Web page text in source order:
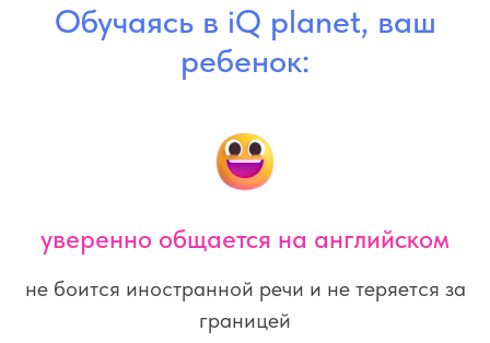
Обучаясь в iQ planet, ваш
ребенок:
уверенно общается на английском
не боится иностранной речи и не теряется за
границей